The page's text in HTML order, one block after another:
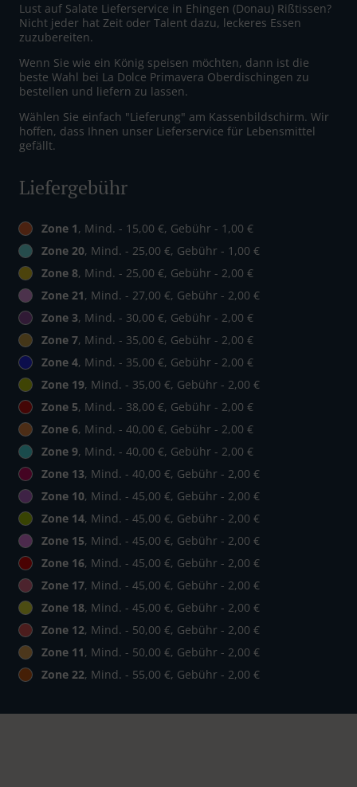
Lust auf Salate Lieferservice in Ehingen (Donau) Rißtissen?
Nicht jeder hat Zeit oder Talent dazu, leckeres Essen
zuzubereiten.
Wenn Sie wie ein König speisen möchten, dann ist die
beste Wahl bei La Dolce Primavera Oberdischingen zu
bestellen und liefern zu lassen.
Wählen Sie einfach "Lieferung" am Kassenbildschirm. Wir
hoffen, dass Ihnen unser Lieferservice für Lebensmittel
gefällt.
Liefergebühr
Zone 1, Mind. - 15,00 €, Gebühr - 1,00 €
Zone 20, Mind. - 25,00 €, Gebühr - 1,00 €
Zone 8, Mind. - 25,00 €, Gebühr - 2,00 €
Zone 21, Mind. - 27,00 €, Gebühr - 2,00 €
Zone 3, Mind. - 30,00 €, Gebühr - 2,00 €
Zone 7, Mind. - 35,00 €, Gebühr - 2,00 €
Zone 4, Mind. - 35,00 €, Gebühr - 2,00 €
Zone 19, Mind. - 35,00 €, Gebühr - 2,00 €
Zone 5, Mind. - 38,00 €, Gebühr - 2,00 €
Zone 6, Mind. - 40,00 €, Gebühr - 2,00 €
Zone 9, Mind. - 40,00 €, Gebühr - 2,00 €
Zone 13, Mind. - 40,00 €, Gebühr - 2,00 €
Zone 10, Mind. - 45,00 €, Gebühr - 2,00 €
Zone 14, Mind. - 45,00 €, Gebühr - 2,00 €
Zone 15, Mind. - 45,00 €, Gebühr - 2,00 €
Zone 16, Mind. - 45,00 €, Gebühr - 2,00 €
Zone 17, Mind. - 45,00 €, Gebühr - 2,00 €
Zone 18, Mind. - 45,00 €, Gebühr - 2,00 €
Zone 12, Mind. - 50,00 €, Gebühr - 2,00 €
Zone 11, Mind. - 50,00 €, Gebühr - 2,00 €
Zone 22, Mind. - 55,00 €, Gebühr - 2,00 €